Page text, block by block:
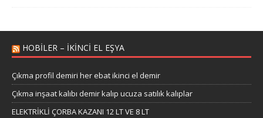
HOBILER – IKINCI EL EŞYA
Çıkma profil demiri her ebat ikinci el demir
Çıkma inşaat kalıbı demir kalıp ucuza satılık kalıplar
ELEKTRİKLİ ÇORBA KAZANI 12 LT VE 8 LT